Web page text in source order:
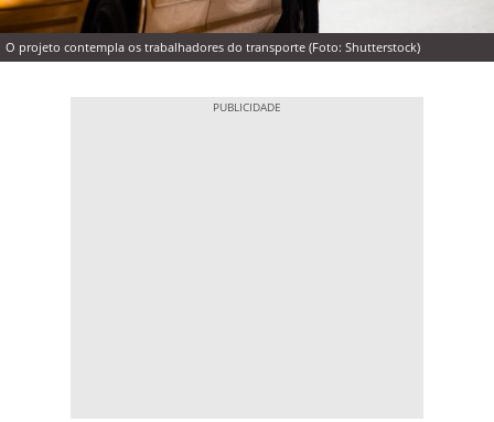
O projeto contempla os trabalhadores do transporte (Foto: Shutterstock)